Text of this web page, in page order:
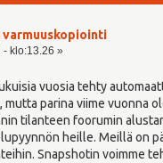
varmuuskopiointi
- klo:13.26 »
vuosia tehty
mutta parina viime vuonna
tilanteen foorumin
heille. Meillä on
Snapshotin voimme